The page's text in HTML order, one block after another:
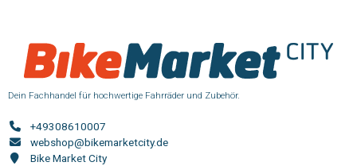
Dein Fachhandel für hochwertige Fahrräder und Zubehör.
+49308610007
webshop@bikemarketcity.de
Bike Market City